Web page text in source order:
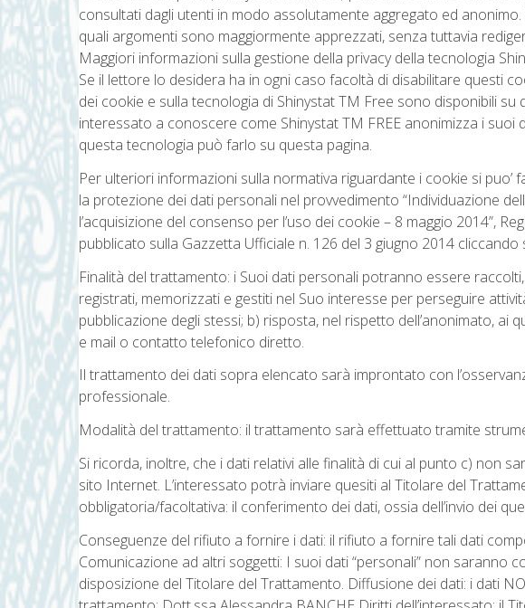
consultati dagli utenti in modo assolutamente aggregato ed
quali argomenti sono maggiormente apprezzati, senza tuttavia
Maggiori informazioni sulla gestione della privacy della tecnologia
Se il lettore lo desidera ha in ogni caso facoltà di disabilitare questi
dei cookie e sulla tecnologia di Shinystat TM Free sono disponibili su
interessato a conoscere come Shinystat TM FREE anonimizza i
questa tecnologia può farlo su questa pagina.
Per ulteriori informazioni sulla normativa riguardante i cookie si
la protezione dei dati personali nel provvedimento “Individuazione
l’acquisizione del consenso per l’uso dei cookie – 8 maggio 2014”,
pubblicato sulla Gazzetta Ufficiale n. 126 del 3 giugno 2014 cliccando
Finalità del trattamento: i Suoi dati personali potranno essere
registrati, memorizzati e gestiti nel Suo interesse per perseguire
pubblicazione degli stessi; b) risposta, nel rispetto dell’anonimato, ai
e mail o contatto telefonico diretto.
Il trattamento dei dati sopra elencato sarà improntato con
professionale.
Modalità del trattamento: il trattamento sarà effettuato tramite
Si ricorda, inoltre, che i dati relativi alle finalità di cui al punto c) non
sito Internet. L’interessato potrà inviare quesiti al Titolare del
obbligatoria/facoltativa: il conferimento dei dati, ossia dell’invio dei
Conseguenze del rifiuto a fornire i dati: il rifiuto a fornire tali dati
Comunicazione ad altri soggetti: I suoi dati “personali” non saranno
disposizione del Titolare del Trattamento. Diffusione dei dati: i dati